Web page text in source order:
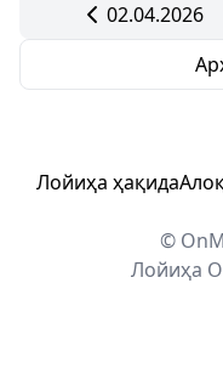
02.04.2026
Лойиҳа ҳақида
©
Лойиҳа